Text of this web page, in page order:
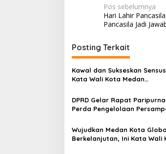
N
a
i
g
a
i
p
o
s
Pos sebelumnya
Hari Lahir
Pancasila Jadi
Posting Terkait
Kawal dan Sukseskan
Kata Wali Kota Medan…
DPRD Gelar Rapat
Perda Pengelolaan
Wujudkan Medan Kota
Berkelanjutan, Ini Kata Wali